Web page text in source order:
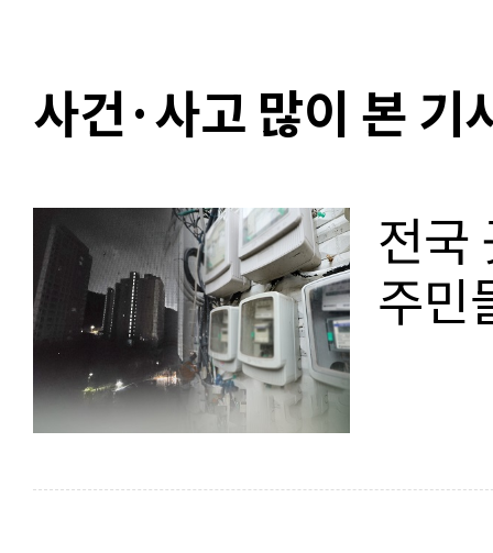
사건·사고 많이 본 기
전국
주민